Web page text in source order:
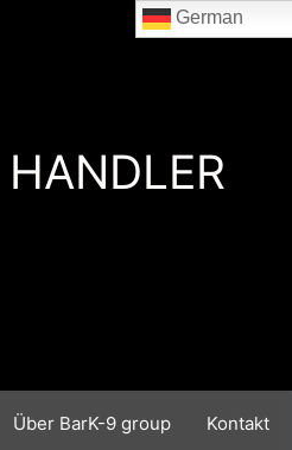
Über BarK-9 group Kontakt
German